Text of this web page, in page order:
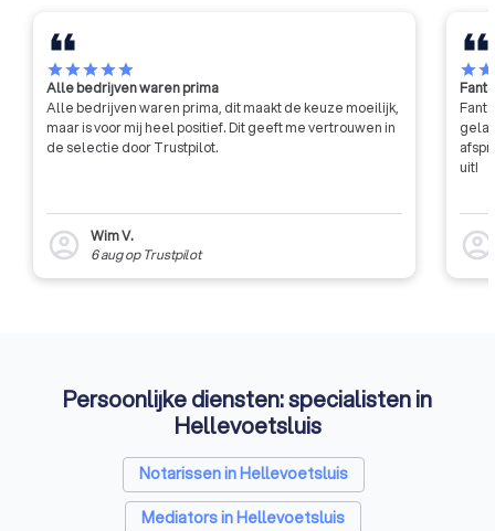
starstarstarstarstar
Alle bedrijven waren prima
Alle bedrijven waren prima, dit maakt de keuze moeilijk,
maar is voor mij heel positief. Dit geeft me vertrouwen in
de selectie door Trustpilot.
account_circle
Wim V.
6 augop Trustpilot
starstar
uit!
account_circle
Persoonlijke diensten: specialisten in
Hellevoetsluis
Notarissen in Hellevoetsluis
Mediators in Hellevoetsluis